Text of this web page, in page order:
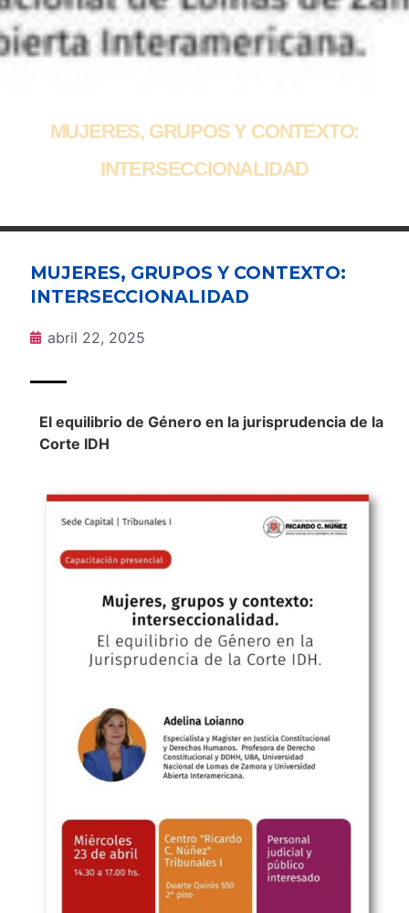
MUJERES, GRUPOS Y CONTEXTO:
INTERSECCIONALIDAD
MUJERES, GRUPOS Y CONTEXTO:
INTERSECCIONALIDAD
abril 22, 2025
El equilibrio de Género en la jurisprudencia de la
Corte IDH